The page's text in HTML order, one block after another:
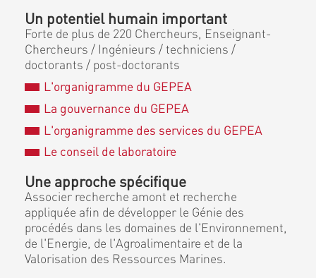
Un potentiel humain important
Forte de plus de 220 Chercheurs, Enseignant-
Chercheurs / Ingénieurs / techniciens /
doctorants / post-doctorants
L'organigramme du GEPEA
La gouvernance du GEPEA
L'organigramme des services du GEPEA
Le conseil de laboratoire
Une approche spécifique
Associer recherche amont et recherche
appliquée afin de développer le Génie des
procédés dans les domaines de l'Environnement,
de l'Energie, de l'Agroalimentaire et de la
Valorisation des Ressources Marines.